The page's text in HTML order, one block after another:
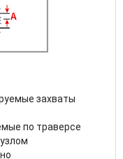
захваты
по траверсе